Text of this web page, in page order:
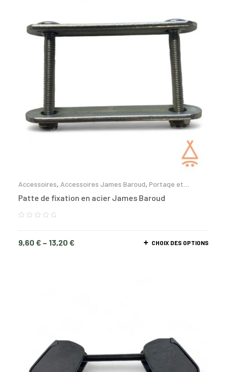
Accessoires, Accessoires James Baroud, Portage et
Patte de fixation en acier James Baroud
9,60 € – 13,20 € CHOIX DES OPTIONS